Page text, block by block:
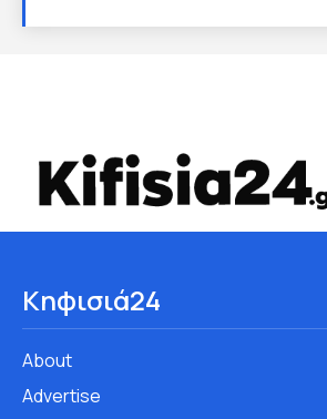
Κηφισιά24
About
Advertise